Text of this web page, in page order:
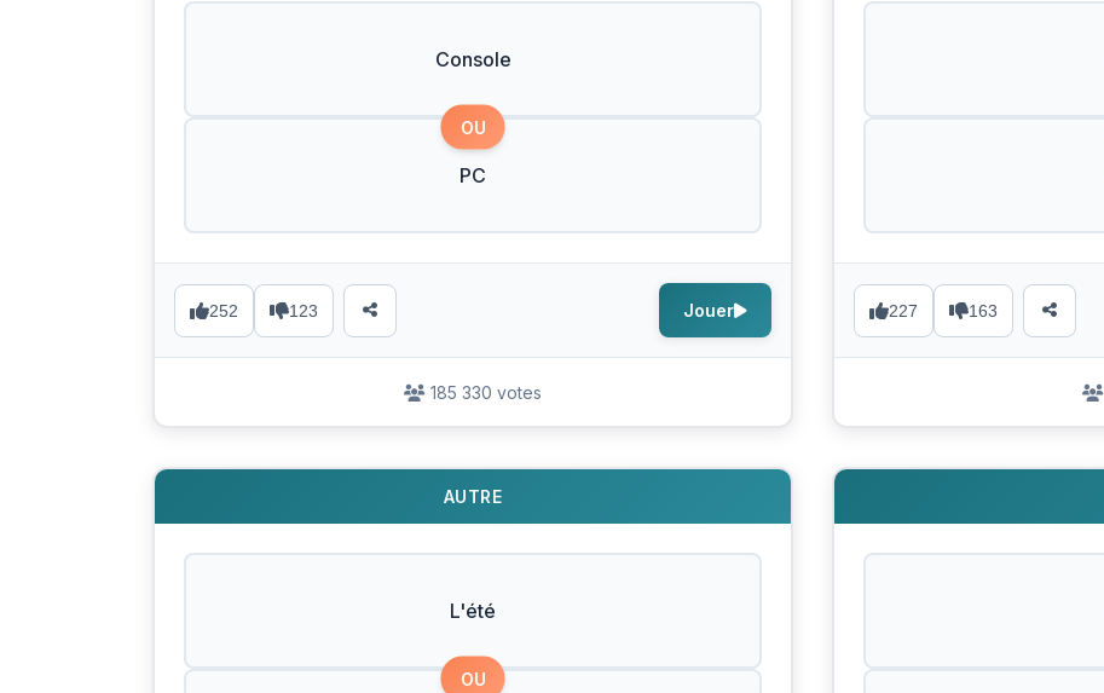
Console
OU
PC
252 123 Jouer
185 330 votes
227 163
AUTRE
L'été
OU